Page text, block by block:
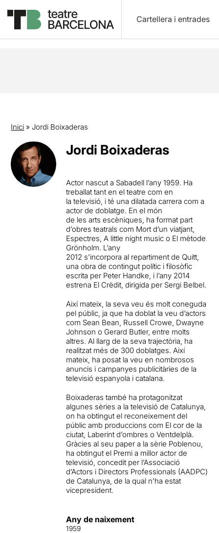
Cartellera i entrades
Inici » Jordi Boixaderas
Jordi Boixaderas
Actor nascut a Sabadell l’any 1959. Ha
treballat tant en el teatre com en
la televisió, i té una dilatada carrera com a
actor de doblatge. En el món
de les arts escèniques, ha format part
d’obres teatrals com Mort d’un viatjant,
Espectres, A little night music o El mètode
Grönholm. L’any
2012 s’incorpora al repartiment de Quitt,
una obra de contingut polític i filosòfic
escrita per Peter Handke, i l’any 2014
estrena El Crèdit, dirigida per Sergi Belbel.
Així mateix, la seva veu és molt coneguda
pel públic, ja que ha doblat la veu d’actors
com Sean Bean, Russell Crowe, Dwayne
Johnson o Gerard Butler, entre molts
altres. Al llarg de la seva trajectòria, ha
realitzat més de 300 doblatges. Així
mateix, ha posat la veu en nombrosos
anuncis i campanyes publicitàries de la
televisió espanyola i catalana.
Boixaderas també ha protagonitzat
algunes sèries a la televisió de Catalunya,
on ha obtingut el reconeixement del
públic amb produccions com El cor de la
ciutat, Laberint d’ombres o Ventdelplà.
Gràcies al seu paper a la sèrie Poblenou,
ha obtingut el Premi a millor actor de
televisió, concedit per l’Associació
d’Actors i Directors Professionals (AADPC)
de Catalunya, de la qual n’ha estat
vicepresident.
Any de naixement
1959